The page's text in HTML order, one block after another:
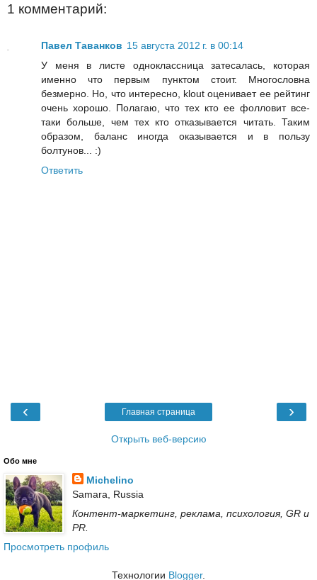
1 комментарий:
Павел Таванков 15 августа 2012 г. в 00:14
У меня в листе одноклассница затесалась, которая
именно что первым пунктом стоит. Многословна
безмерно. Но, что интересно, klout оценивает ее рейтинг
очень хорошо. Полагаю, что тех кто ее фолловит все-
таки больше, чем тех кто отказывается читать. Таким
образом, баланс иногда оказывается и в пользу
болтунов... :)
Ответить
‹ ›
Главная страница
Открыть веб-версию
Обо мне
Michelino
Samara, Russia
Контент-маркетинг, реклама, психология, GR и
PR.
Просмотреть профиль
Технологии Blogger.